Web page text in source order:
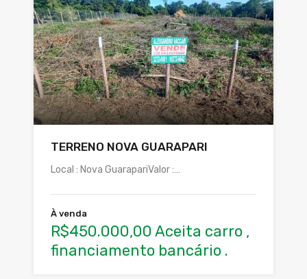
TERRENO NOVA GUARAPARI
Local : Nova GuarapariValor :…
À venda
R$450.000,00 Aceita carro ,
financiamento bancário .